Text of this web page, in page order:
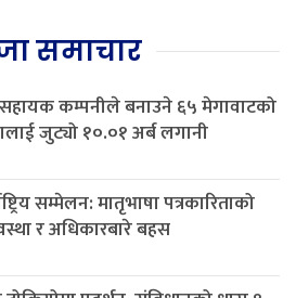
समाचार
कम्पनीले बनाउने ६५ मेगावाटको
जुट्यो १०.०१ अर्ब लगानी
सम्मेलन: मातृभाषा पत्रकारिताको
र अधिकारबारे बहस